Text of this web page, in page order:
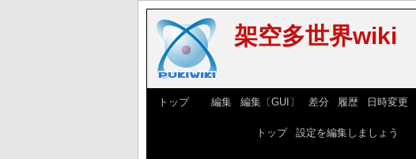
架空多世界wiki
トップ] [ 編集| 編集〔GUI〕 差分 履歴| 日時変更
トップ| 設定を編集しましょう